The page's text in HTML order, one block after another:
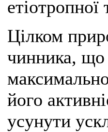
етіотропної
Цілком
чинника, що
його
усунути